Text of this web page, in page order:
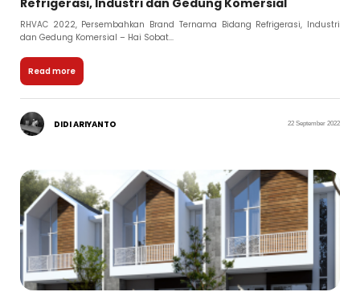
Refrigerasi, Industri dan Gedung Komersial
RHVAC 2022, Persembahkan Brand Ternama Bidang Refrigerasi, Industri
dan Gedung Komersial – Hai Sobat...
Read more
DIDI ARIYANTO 22 September 2022